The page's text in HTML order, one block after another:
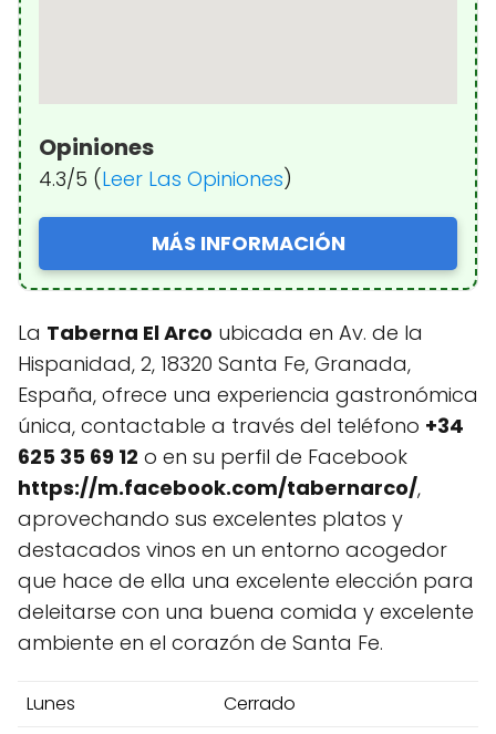
Opiniones
4.3/5 (Leer Las Opiniones)
MÁS INFORMACIÓN
La Taberna El Arco ubicada en Av. de la
Hispanidad, 2, 18320 Santa Fe, Granada,
España, ofrece una experiencia gastronómica
única, contactable a través del teléfono +34
625 35 69 12 o en su perfil de Facebook
https://m.facebook.com/tabernarco/,
aprovechando sus excelentes platos y
destacados vinos en un entorno acogedor
que hace de ella una excelente elección para
deleitarse con una buena comida y excelente
ambiente en el corazón de Santa Fe.
Lunes
Cerrado